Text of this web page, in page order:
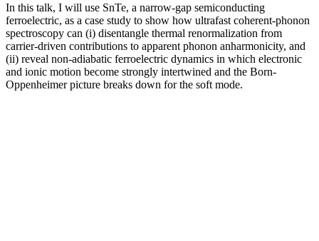
In this talk, I will use SnTe, a narrow-gap semiconducting
ferroelectric, as a case study to show how ultrafast coherent-phonon
spectroscopy can (i) disentangle thermal renormalization from
carrier-driven contributions to apparent phonon anharmonicity, and
(ii) reveal non-adiabatic ferroelectric dynamics in which electronic
and ionic motion become strongly intertwined and the Born-
Oppenheimer picture breaks down for the soft mode.